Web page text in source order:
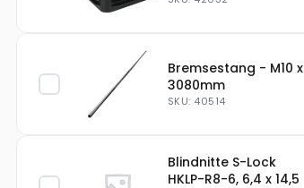
Bremsestang - M10 x
3080mm
SKU: 40514
Blindnitte S-Lock
HKLP-R8-6, 6,4 x 14,5